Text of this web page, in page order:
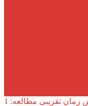
زمان تقریبی مطالعه: 1